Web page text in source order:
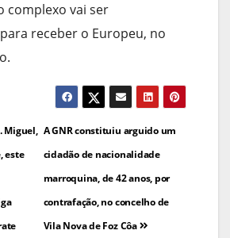
complexo vai ser
receber o Europeu, no
A GNR constituiu arguido um
cidadão de nacionalidade
marroquina, de 42 anos, por
contrafação, no concelho de
Vila Nova de Foz Côa
Miguel,
este